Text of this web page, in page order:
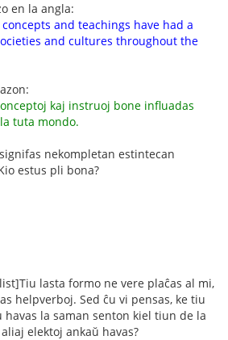
en la angla:
and teachings have had a
and cultures throughout the
kaj instruoj bone influadas
tuta mondo.
nekompletan estintecan
estus pli bona?
lasta formo ne vere plaĉas al mi,
helpverboj. Sed ĉu vi pensas, ke tiu
havas la saman senton kiel tiun de la
elektoj ankaŭ havas?